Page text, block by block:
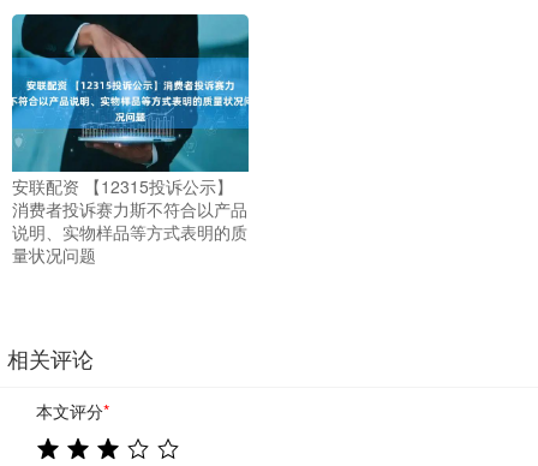
安联配资 【12315投诉公示】
消费者投诉赛力斯不符合以产品
说明、实物样品等方式表明的质
量状况问题
相关评论
本文评分*